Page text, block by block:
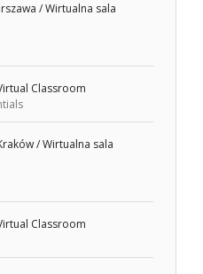
/ Wirtualna sala
Classroom
/ Wirtualna sala
Classroom